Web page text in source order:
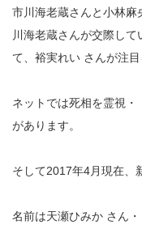
市川海老蔵さんと小林
川海老蔵さんが交際し
て、裕実れい さんが注目
ネットでは死相を霊視
があります。
そして2017年4月現在、
名前は天瀬ひみか さん